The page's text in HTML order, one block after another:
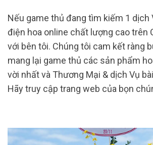
Nếu game thủ đang tìm kiếm 1 dịch
điện hoa online chất lượng cao trên
với bên tôi. Chúng tôi cam kết ràng
mang lại game thủ các sản phẩm
vời nhất và Thương Mại & dịch Vụ
Hãy truy cập trang web của bọn